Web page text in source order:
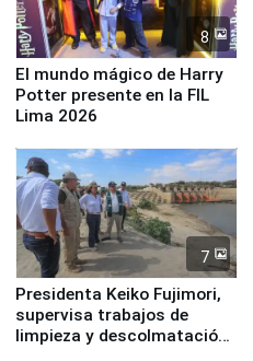
8
El mundo mágico de Harry
Potter presente en la FIL
Lima 2026
7
Presidenta Keiko Fujimori,
supervisa trabajos de
limpieza y descolmatación